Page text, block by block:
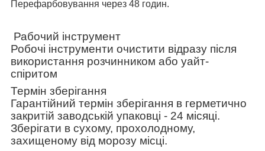
Перефарбовування через 48 годин.
Рабочий інструмент
Робочі інструменти очистити відразу після
використання розчинником або уайт-
спіритом
Термін зберігання
Гарантійний термін зберігання в герметично
закритій заводській упаковці - 24 місяці.
Зберігати в сухому, прохолодному,
захищеному від морозу місці.